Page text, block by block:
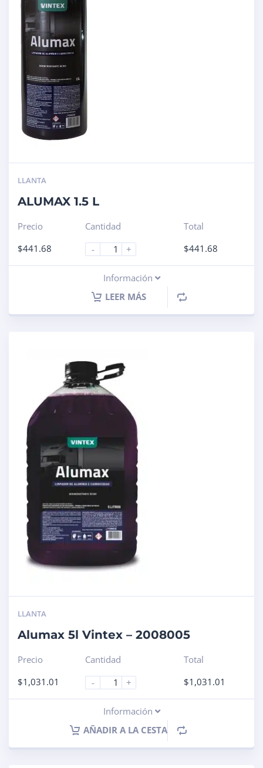
LLANTA
ALUMAX 1.5 L
Precio
$441.68
Cantidad
-
+
Total
$441.68
Información
LEER MÁS
LLANTA
Alumax 5l Vintex – 2008005
Precio
$1,031.01
Cantidad
-
+
Total
$1,031.01
Información
AÑADIR A LA CESTA